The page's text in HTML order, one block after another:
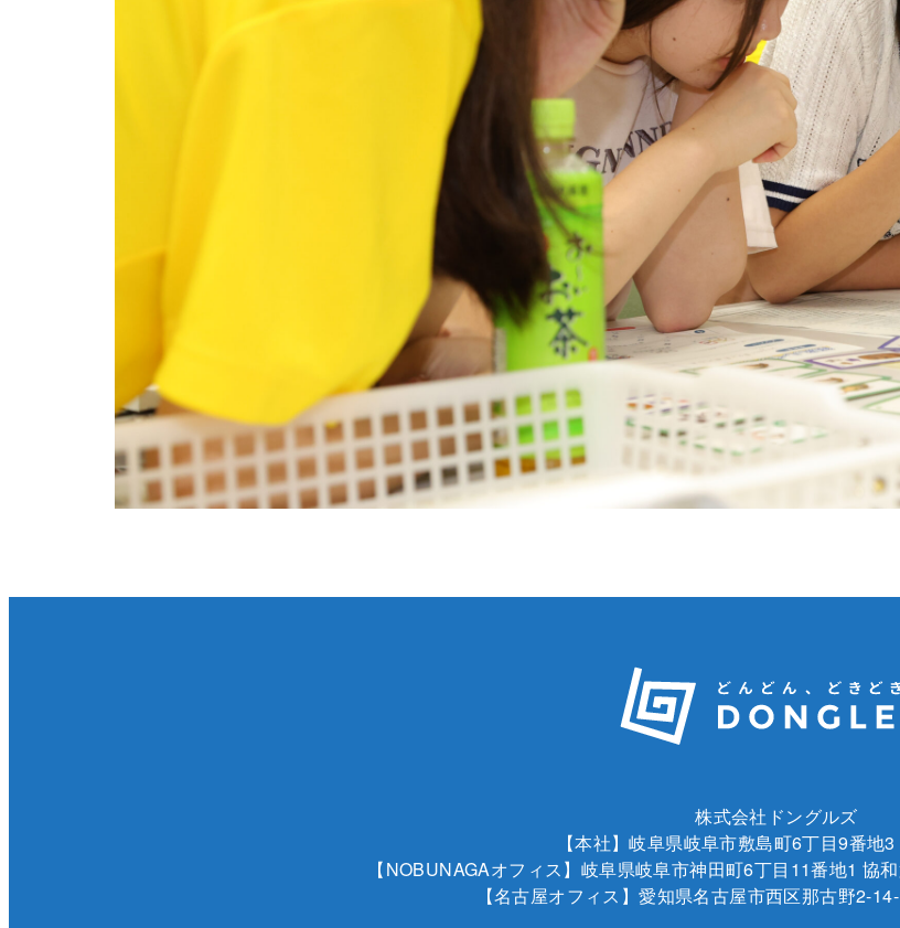
株式会社ドングルズ
【本社】岐阜県岐阜市敷島町6丁目9番地
【NOBUNAGAオフィス】岐阜県岐阜市神田町6丁目11番地1 協
【名古屋オフィス】愛知県名古屋市西区那古野2-